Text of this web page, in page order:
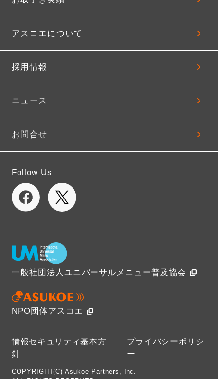
アスコエについて
採用情報
ニュース
お問合せ
Follow Us
一般社団法人ユニバーサルメニュー普及協会
NPO団体アスコエ
COPYRIGHT(C) Asukoe Partners, Inc.
情報セキュリティ基本方
針
プライバシーポリシ
ー